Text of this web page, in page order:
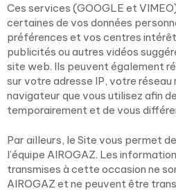
Ces services (GOOGLE et
certaines de vos données
préférences et vos centres
publicités ou autres vidéos
site web. Ils peuvent également
sur votre adresse IP, votre réseau
navigateur que vous utilisez afin
temporairement et de vous
Par ailleurs, le Site vous permet
l’équipe AIROGAZ. Les
transmises à cette occasion ne
AIROGAZ et ne peuvent être